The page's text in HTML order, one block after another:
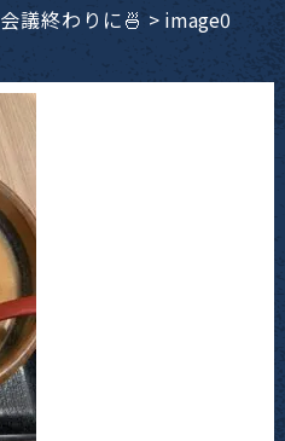
会議終わりに🍜 > image0